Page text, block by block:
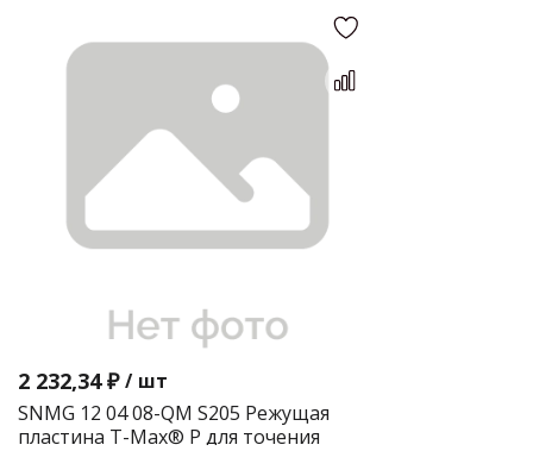
2 232,34 ₽ / шт
SNMG 12 04 08-QM S205 Режущая
пластина T-Max® P для точения